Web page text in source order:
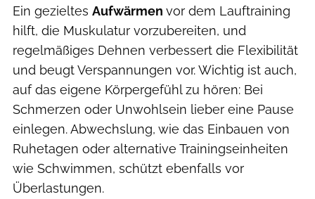
Ein gezieltes Aufwärmen vor dem Lauftraining
hilft, die Muskulatur vorzubereiten, und
regelmäßiges Dehnen verbessert die Flexibilität
und beugt Verspannungen vor. Wichtig ist auch,
auf das eigene Körpergefühl zu hören: Bei
Schmerzen oder Unwohlsein lieber eine Pause
einlegen. Abwechslung, wie das Einbauen von
Ruhetagen oder alternative Trainingseinheiten
wie Schwimmen, schützt ebenfalls vor
Überlastungen.